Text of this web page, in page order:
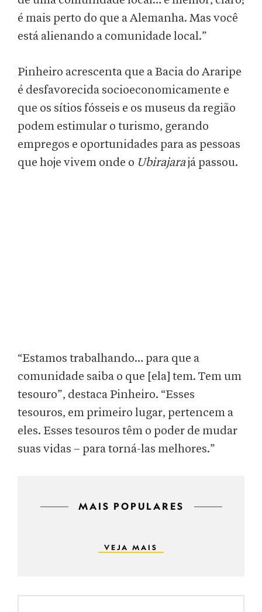
é mais perto do que a Alemanha. Mas você
está alienando a comunidade local.”
Pinheiro acrescenta que a Bacia do Araripe
é desfavorecida socioeconomicamente e
que os sítios fósseis e os museus da região
podem estimular o turismo, gerando
empregos e oportunidades para as pessoas
que hoje vivem onde o Ubirajarajá passou.
“Estamos trabalhando… para que a
comunidade saiba o que [ela] tem. Tem um
tesouro”, destaca Pinheiro. “Esses
tesouros, em primeiro lugar, pertencem a
eles. Esses tesouros têm o poder de mudar
suas vidas – para torná-las melhores.”
MAIS POPULARES
VEJA MAIS